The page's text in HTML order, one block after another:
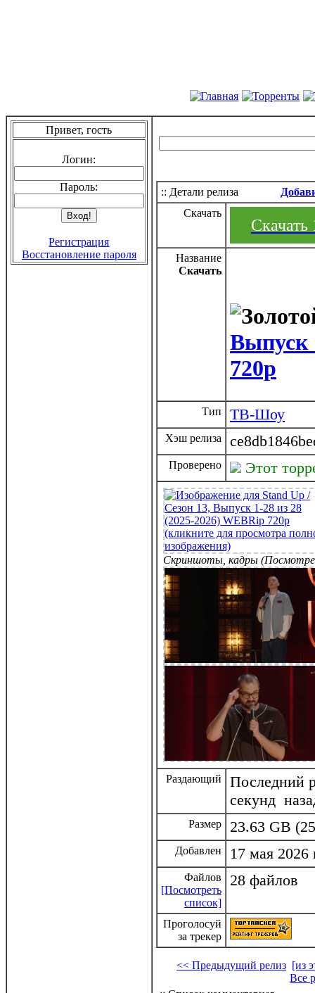
Привет, гость
Логин:
Пароль:
Регистрация
Восстановление пароля
:: Детали релиза
Скачать
Скачать
Название
Скачать
Выпуск
720p
Тип ТВ-Шоу
Хэш релиза
Проверено Этот
Скриншоты, кадры
Раздающий
Последний
секунд
Размер 23.63 GB
Добавлен 17 мая 2026
Файлов
[Посмотреть
список]
28 файлов
Проголосуй
за трекер
<< Предыдущий релиз [из
Все